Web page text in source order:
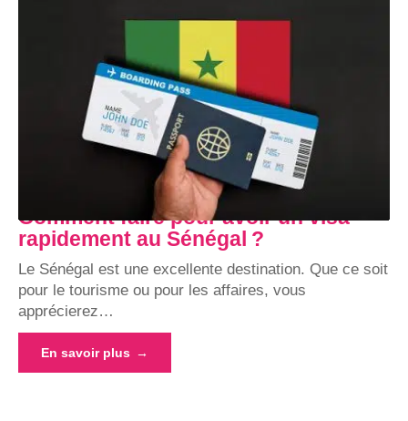
Comment faire pour avoir un visa
rapidement au Sénégal ?
Le Sénégal est une excellente destination. Que ce soit
pour le tourisme ou pour les affaires, vous
apprécierez…
En savoir plus